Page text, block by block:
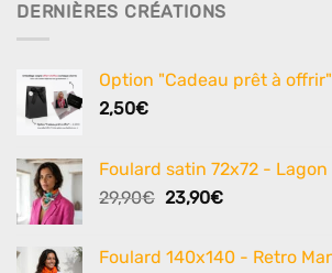
DERNIÈRES CRÉATIONS
Option "Cadeau prêt à offrir"
2,50€
Foulard satin 72x72 -
29,90€ Le
était :
23,90€Le
est :
Foulard 140x140 - Retro